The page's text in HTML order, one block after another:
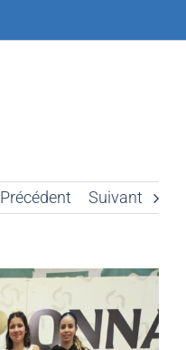
Précédent Suivant